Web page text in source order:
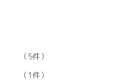
（5件）
（1件）